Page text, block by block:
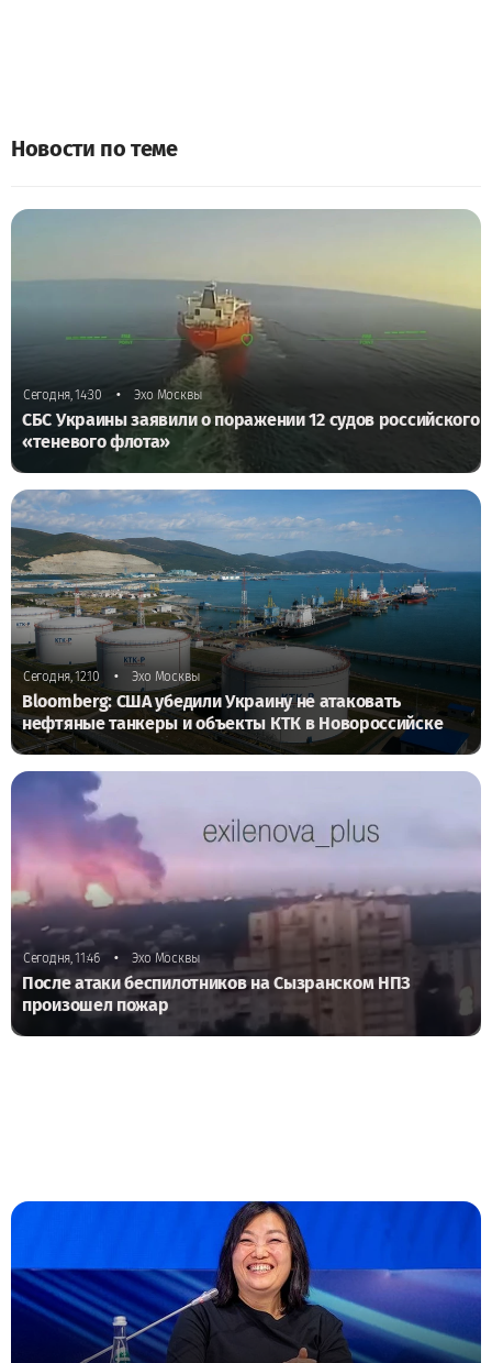
Новости по теме
Сегодня, 14:30 • Эхо Москвы
СБС Украины заявили о поражении 12 судов российского
«теневого флота»
Сегодня, 12:10 • Эхо Москвы
Bloomberg: США убедили Украину не атаковать
нефтяные танкеры и объекты КТК в Новороссийске
Сегодня, 11:46 • Эхо Москвы
После атаки беспилотников на Сызранском НПЗ
произошел пожар